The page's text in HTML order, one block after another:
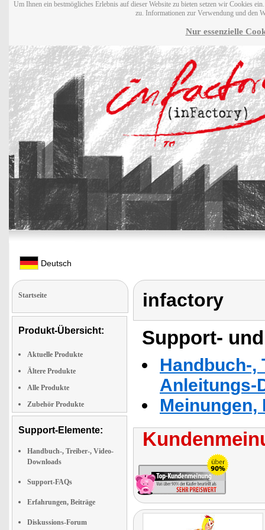
Um Ihnen ein bestmögliches Erlebnis auf dieser Website zu bieten setzen wir Cookies
zu. Informationen zur Verwendung und den
Nur essenzielle
Deutsch
Startseite
Produkt-Übersicht:
Aktuelle Produkte
Ältere Produkte
Alle Produkte
Zubehör Produkte
Support-Elemente:
Handbuch-, Treiber-, Video-
Downloads
Support-FAQs
Erfahrungen, Beiträge
Diskussions-Forum
infactory
Support-
Handbuch-,
Anleitungs-